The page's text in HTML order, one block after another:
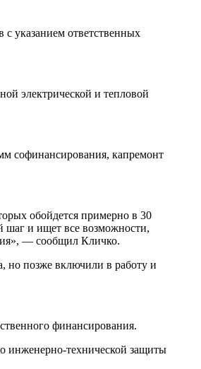
указанием ответственных
электрической и тепловой
софинансирования, капремонт
обойдется примерно в 30
шаг и ищет все возможности,
— сообщил Кличко.
но позже включили в работу и
финансирования.
инженерно-технической защиты